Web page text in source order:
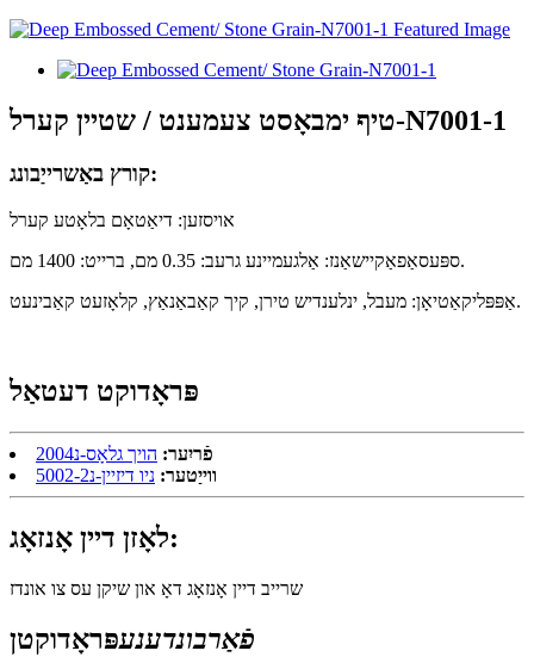
טיף ימבאָסט צעמענט / שטיין קערל-N7001-1
קורץ באַשרייַבונג:
אויסזען: דיאַטאָם בלאָטע קערל
ספּעסאַפאַקיישאַנז: אַלגעמיינע גרעב: 0.35 מם, ברייט: 1400 מם.
אַפּפּליקאַטיאָן: מעבל, ינלענדיש טירן, קיך קאַבאַנאַץ, קלאָזעט קאַבינעט.
פּראָדוקט דעטאַל
פֿריִער: הויך גלאָס-נ2004
ווייַטער: ניו דיזיין-נ5002-2
לאָזן דיין אָנזאָג:
שרייב דיין אָנזאָג דאָ און שיקן עס צו אונדז
פֿאַרבונדענעפּראָדוקטן